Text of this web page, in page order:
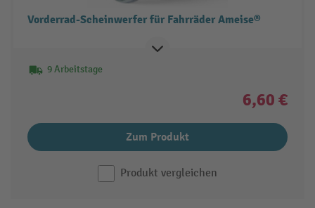
Vorderrad-Scheinwerfer für Fahrräder Ameise®
9 Arbeitstage
6,60 €
Zum Produkt
Produkt vergleichen